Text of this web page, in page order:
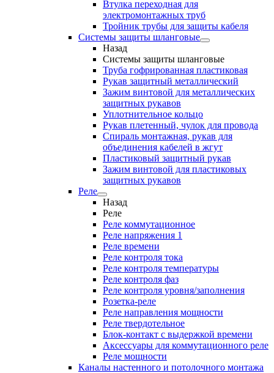
Втулка переходная для
электромонтажных труб
Тройник трубы для защиты кабеля
Системы защиты шланговые
Назад
Системы защиты шланговые
Труба гофрированная пластиковая
Рукав защитный металлический
Зажим винтовой для металлических
защитных рукавов
Уплотнительное кольцо
Рукав плетенный, чулок для провода
Спираль монтажная, рукав для
объединения кабелей в жгут
Пластиковый защитный рукав
Зажим винтовой для пластиковых
защитных рукавов
Реле
Назад
Реле
Реле коммутационное
Реле напряжения 1
Реле времени
Реле контроля тока
Реле контроля температуры
Реле контроля фаз
Реле контроля уровня/заполнения
Розетка-реле
Реле направления мощности
Реле твердотельное
Блок-контакт с выдержкой времени
Аксессуары для коммутационного реле
Реле мощности
Каналы настенного и потолочного монтажа